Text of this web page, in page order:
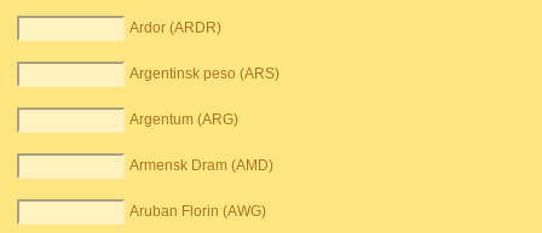
Ardor (ARDR)
Argentinsk peso (ARS)
Argentum (ARG)
Armensk Dram (AMD)
Aruban Florin (AWG)